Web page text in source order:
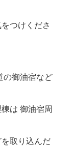
つけくださ
の御油宿など
は 御油宿周
取り込んだ